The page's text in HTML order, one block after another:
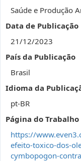
Saúde e Produção
Data de Publicação
21/12/2023
País da Publicação
Brasil
Idioma da
pt-BR
Página do Trabalho
https://
efeito-toxico-dos-
cymbopogon-